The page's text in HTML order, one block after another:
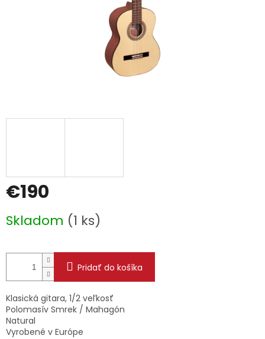
€190
cena:
Skladom (1 ks)
Pridať do košíka
Klasická gitara, 1/2 veľkosť
Polomasív Smrek / Mahagón
Natural
Vyrobené v Európe